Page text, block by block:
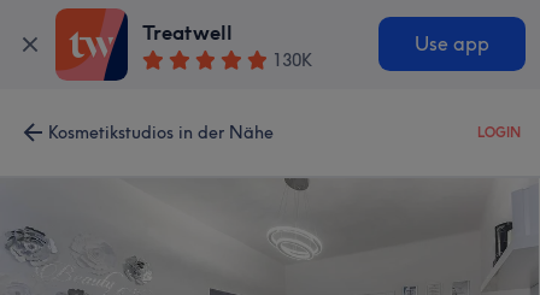
Treatwell
130K
Use app
Kosmetikstudios in der Nähe LOGIN